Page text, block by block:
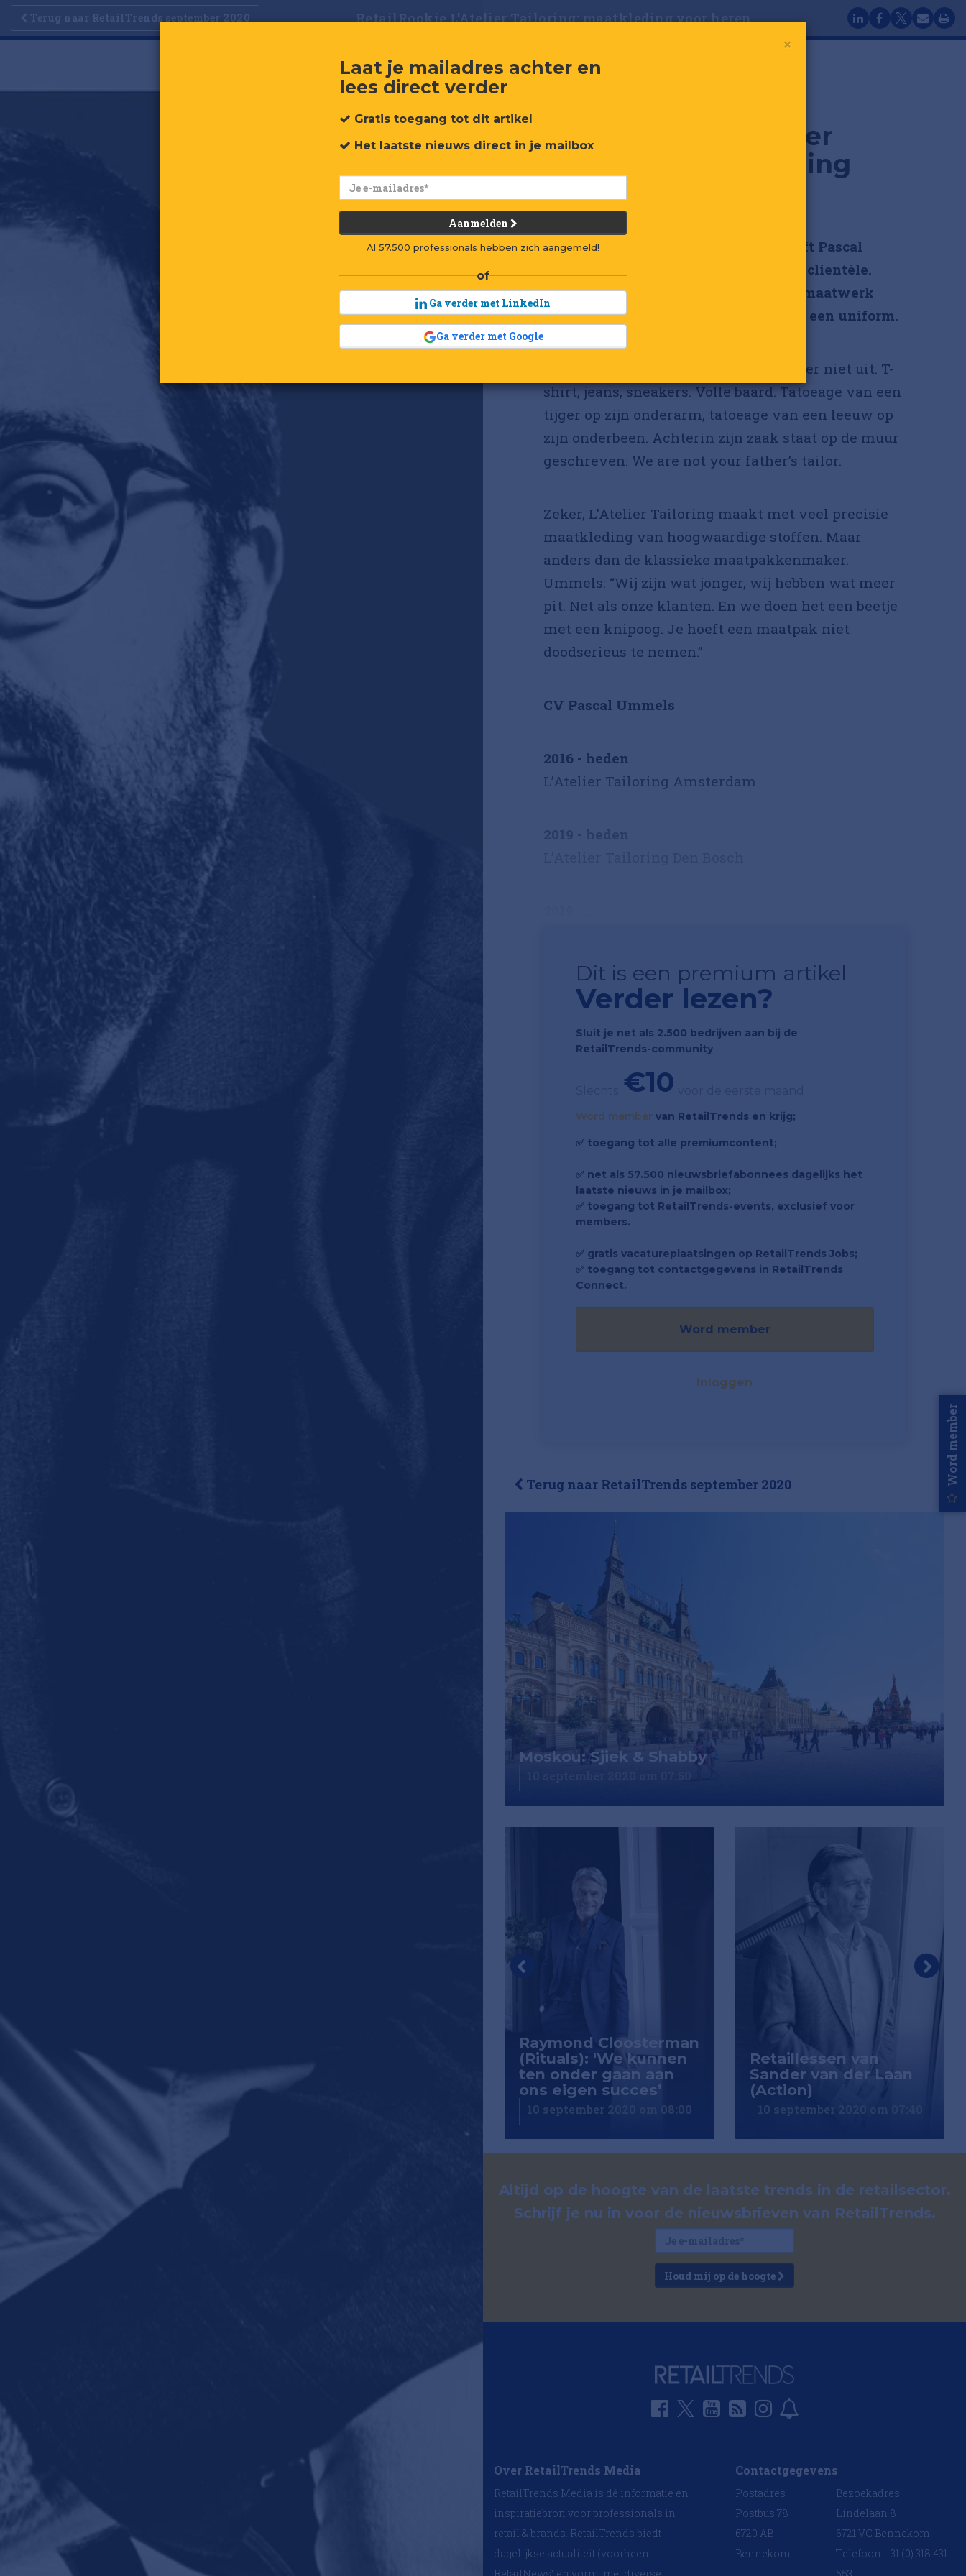
Terug naar RetailTrends september 2020 RetailRookie L'Atelier Tailoring: maatkleding voor heren
RetailRookie L'Atelier
Tailoring: maatkleding
voor heren
K
ostuums met pit, zo omschrijft Pascal
Ummels de creaties voor zijn clientèle.
Want een goed pak mag dan maatwerk
zijn, het moet allesbehalve voelen als een uniform.
Bepaald klassiek ziet Pascal Ummels er niet uit. T-
shirt, jeans, sneakers. Volle baard. Tatoeage van een
tijger op zijn onderarm, tatoeage van een leeuw op
zijn onderbeen. Achterin zijn zaak staat op de muur
geschreven: We are not your father’s tailor.
Zeker, L’Atelier Tailoring maakt met veel precisie
maatkleding van hoogwaardige stoffen. Maar
anders dan de klassieke maatpakkenmaker.
Ummels: “Wij zijn wat jonger, wij hebben wat meer
pit. Net als onze klanten. En we doen het een beetje
met een knipoog. Je hoeft een maatpak niet
doodserieus te nemen.”
CV Pascal Ummels
2016 - heden
L’Atelier Tailoring Amsterdam
Dit is een premium artikel
Verder lezen?
Sluit je net als 2.500 bedrijven aan bij de
RetailTrends-community
€10
Word member van RetailTrends en krijg;
✅ toegang tot alle premiumcontent;
✅ net als 57.500 nieuwsbriefabonnees dagelijks het
laatste nieuws in je mailbox;
✅ toegang tot RetailTrends-events, exclusief voor
members.
✅ gratis vacatureplaatsingen op RetailTrends Jobs;
✅ toegang tot contactgegevens in RetailTrends
Connect.
Word member
Inloggen
Terug naar RetailTrends september 2020
Moskou: Sjiek & Shabby
met retailceo’s
meerdere malen aan
bod
Raymond Cloosterman
(Rituals): 'We kunnen
ten onder gaan aan
ons eigen succes’
10 september 2020 om 08:00
Retaillessen van
Sander van der Laan
(Action)
10 september 2020 om 07:40
Altijd op de hoogte van de laatste trends in de retailsector.
Schrijf je nu in voor de nieuwsbrieven van RetailTrends.
Houd mij op de hoogte
Over RetailTrends Media
RetailTrends Media is dé informatie en
inspiratiebron voor professionals in
retail & brands. RetailTrends biedt
dagelijkse actualiteit (voorheen
RetailNews) en vormt met diverse
Contactgegevens
Postadres
Postbus 78
6720 AB
Bennekom
Bezoekadres
Lindelaan 8
6721 VC Bennekom
Telefoon: +31 (0) 318 431
553
Word member
×
Laat je mailadres achter en
lees direct verder
Gratis toegang tot dit artikel
Het laatste nieuws direct in je mailbox
Aanmelden
Al 57.500 professionals hebben zich aangemeld!
of
Ga verder met LinkedIn
Ga verder met Google